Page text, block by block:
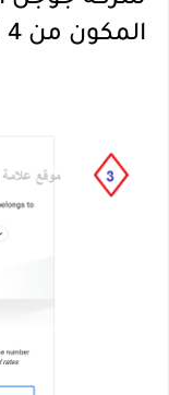
المكون من 4 ارقام .